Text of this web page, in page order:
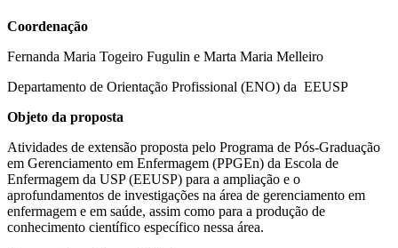
Coordenação
Fernanda Maria Togeiro Fugulin e Marta Maria Melleiro
Departamento de Orientação Profissional (ENO) da EEUSP
Objeto da proposta
Atividades de extensão proposta pelo Programa de Pós-Graduação
em Gerenciamento em Enfermagem (PPGEn) da Escola de
Enfermagem da USP (EEUSP) para a ampliação e o
aprofundamentos de investigações na área de gerenciamento em
enfermagem e em saúde, assim como para a produção de
conhecimento científico específico nessa área.